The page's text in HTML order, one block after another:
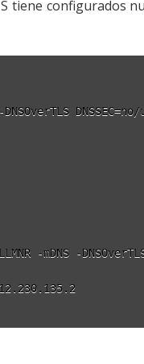
tiene configurados
DNSSEC=no/
-mDNS -